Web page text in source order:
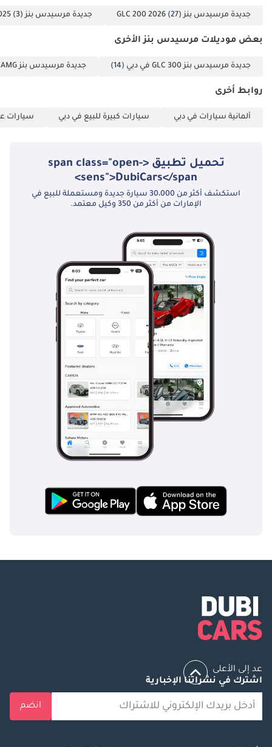
* تطبق الشروط
جديدة مرسيدس بنز GLC 200 2026(27) جديدة مرسيدس بنز GLC 200 2025(3)
بعض موديلات مرسيدس بنز الأخرى
جديدة مرسيدس بنز GLC 300 في دبي (14) جديدة مرسيدس بنز GLC 43 AMG في دبي
روابط أخرى
ألمانية سيارات في دبي سيارات كبيرة للبيع في دبي سيارات
تحميل تطبيق <span class="open-
sens">DubiCars</span>
استكشف أكثر من 30،000 سيارة جديدة ومستعملة للبيع في
الإمارات من أكثر من 350 وكيل معتمد.
باللون الأسود، تُعتبر هذه السيارة من بين سيارات الدفع الرباعي الفاخرة
خبراء السوق. يُرجى دائماً فحص السيارة قبل الشراء.
عد إلى الأعلى
اشترك في نشراتنا الإخبارية
انضم